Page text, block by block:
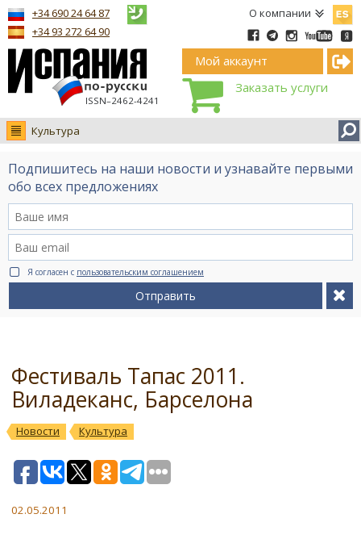
О компании
ISSN–2462-4241
+34 690 24 64 87
+34 93 272 64 90
Мой аккаунт
Заказать услуги
Культура
Новости
Интервью
Видео Ruso.TV
BCN life
Сервис на немецком
Подпишитесь на наши новости и узнавайте первыми
обо всех предложениях
Я согласен с пользовательским соглашением
Отправить
Фестиваль Тапас 2011.
Виладеканс, Барселона
Новости Культура
02.05.2011